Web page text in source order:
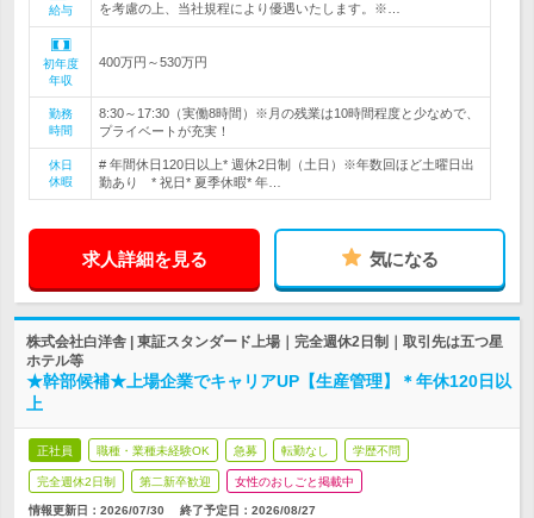
給与
を考慮の上、当社規程により優遇いたします。※…
初年度
年収
400万円～530万円
勤務
時間
8:30～17:30（実働8時間）※月の残業は10時間程度と少なめで、
プライベートが充実！
休日
休暇
# 年間休日120日以上* 週休2日制（土日）※年数回ほど土曜日出
勤あり * 祝日* 夏季休暇* 年…
求人詳細を見る 気になる
株式会社白洋舎 | 東証スタンダード上場｜完全週休2日制｜取引先は五つ星
ホテル等
★幹部候補★上場企業でキャリアUP【生産管理】＊年休120日以
上
正社員 職種・業種未経験OK 急募 転勤なし 学歴不問
完全週休2日制 第二新卒歓迎 女性のおしごと掲載中
情報更新日：2026/07/30 終了予定日： 2026/08/27